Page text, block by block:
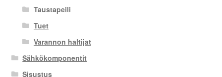
Taustapeili
Tuet
Varannon haltijat
Sähkökomponentit
Sisustus